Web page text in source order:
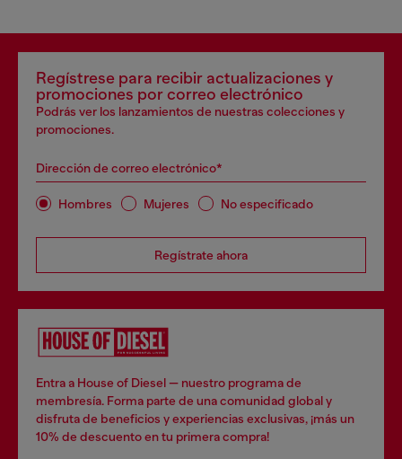
Regístrese para recibir actualizaciones y
promociones por correo electrónico
Podrás ver los lanzamientos de nuestras colecciones y
promociones.
Dirección de correo electrónico*
Hombres Mujeres No especificado
Regístrate ahora
Entra a House of Diesel — nuestro programa de
membresía. Forma parte de una comunidad global y
disfruta de beneficios y experiencias exclusivas, ¡más un
10% de descuento en tu primera compra!